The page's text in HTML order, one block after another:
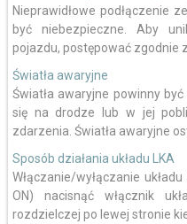
Nieprawidłowe podłączenie
być niebezpieczne. Aby
pojazdu, postępować zgodnie z
Światła awaryjne
Światła awaryjne powinny
się na drodze lub w jej
zdarzenia. Światła awaryjne
Sposób działania układu LKA
Włączanie/wyłączanie
ON) nacisnąć włącznik
rozdzielczej po lewej stronie